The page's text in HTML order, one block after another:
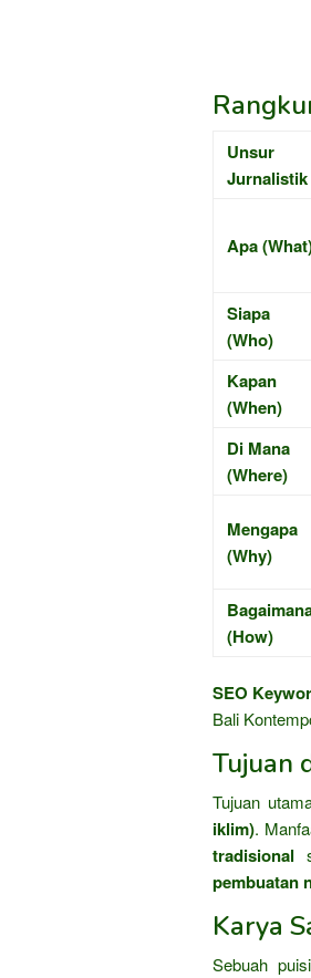
Unsur
Jurnalistik
Apa
Siapa
(Who)
Kapan
(When)
Di Mana
(Where)
Mengapa
(Why)
(How)
SEO
Bali
Tujuan
Tujuan
iklim).
tradisional
pembuatan
Karya
Sebuah